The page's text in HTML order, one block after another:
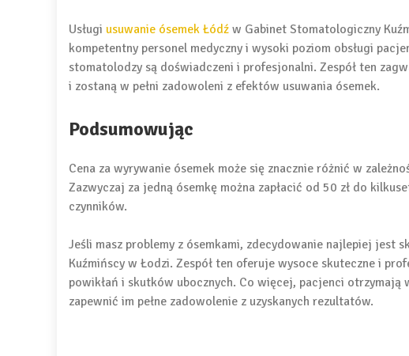
Usługi usuwanie ósemek Łódź w Gabinet Stomatologiczny
kompetentny personel medyczny i wysoki poziom obsługi
stomatolodzy są doświadczeni i profesjonalni. Zespół ten
i zostaną w pełni zadowoleni z efektów usuwania ósemek.
Podsumowując
Cena za wyrywanie ósemek może się znacznie różnić w
Zazwyczaj za jedną ósemkę można zapłacić od 50 zł do
czynników.
Jeśli masz problemy z ósemkami, zdecydowanie najlepiej jest
Kuźmińscy w Łodzi. Zespół ten oferuje wysoce skuteczne i
powikłań i skutków ubocznych. Co więcej, pacjenci otrzymają
zapewnić im pełne zadowolenie z uzyskanych rezultatów.